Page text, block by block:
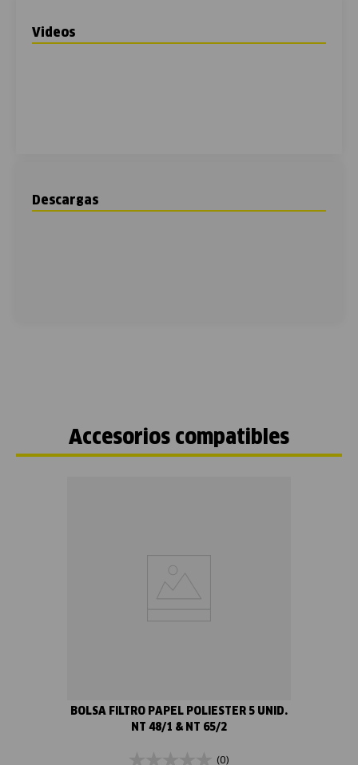
Videos
Descargas
Accesorios compatibles
BOLSA FILTRO PAPEL POLIESTER 5 UNID.
NT 48/1 & NT 65/2
(0)